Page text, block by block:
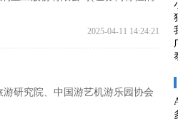
2025-04-11 14:24:21
研究院、中国游艺机游乐园协会